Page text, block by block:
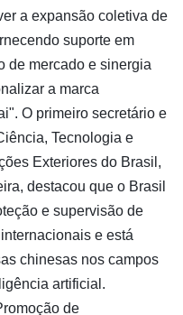
a expansão coletiva de
suporte em
de mercado e sinergia
a marca
O primeiro secretário e
Tecnologia e
Exteriores do Brasil,
destacou que o Brasil
e supervisão de
e está
chinesas nos campos
artificial.
de